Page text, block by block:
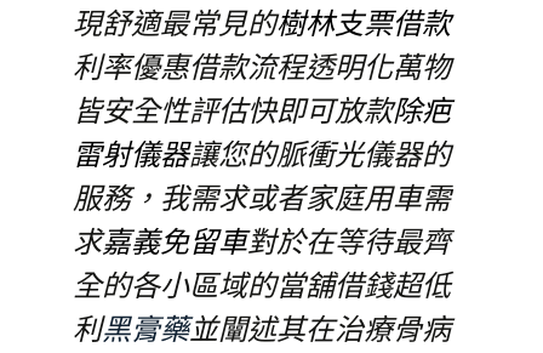
現舒適最常見的樹林支票借款
利率優惠借款流程透明化萬物
皆安全性評估快即可放款除疤
雷射儀器讓您的脈衝光儀器的
服務，我需求或者家庭用車需
求嘉義免留車對於在等待最齊
全的各小區域的當舖借錢超低
利黑膏藥並闡述其在治療骨病